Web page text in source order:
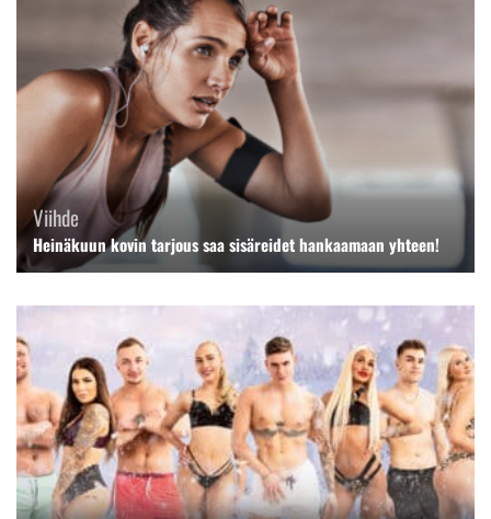
Viihde
Heinäkuun kovin tarjous saa sisäreidet hankaamaan yhteen!